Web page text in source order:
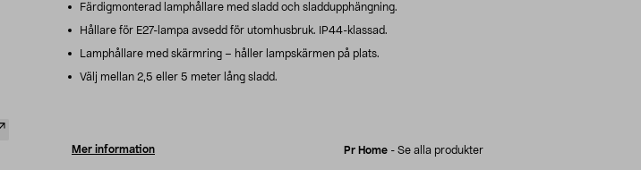
Färdigmonterad lamphållare med sladd och sladdupphängning.
Hållare för E27-lampa avsedd för utomhusbruk. IP44-klassad.
Lamphållare med skärmring – håller lampskärmen på plats.
Välj mellan 2,5 eller 5 meter lång sladd.
Mer information Pr Home - Se alla produkter